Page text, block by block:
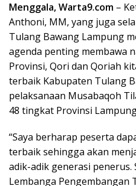
Menggala, Warta9.com –
Anthoni, MM, yang juga
Tulang Bawang Lampung
agenda penting membawa
Provinsi, Qori dan Qoriah
terbaik Kabupaten Tulang
pelaksanaan Musabaqoh
48 tingkat Provinsi
“Saya berharap peserta
terbaik sehingga akan
adik-adik generasi penerus.
Lembanga Pengembangan